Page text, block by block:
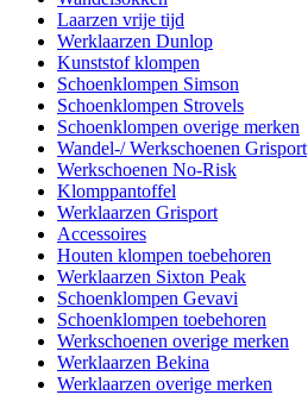
Laarzen vrije tijd
Werklaarzen Dunlop
Kunststof klompen
Schoenklompen Simson
Schoenklompen Strovels
Schoenklompen overige merken
Wandel-/ Werkschoenen Grisport
Werkschoenen No-Risk
Klomppantoffel
Werklaarzen Grisport
Accessoires
Houten klompen toebehoren
Werklaarzen Sixton Peak
Schoenklompen Gevavi
Schoenklompen toebehoren
Werkschoenen overige merken
Werklaarzen Bekina
Werklaarzen overige merken